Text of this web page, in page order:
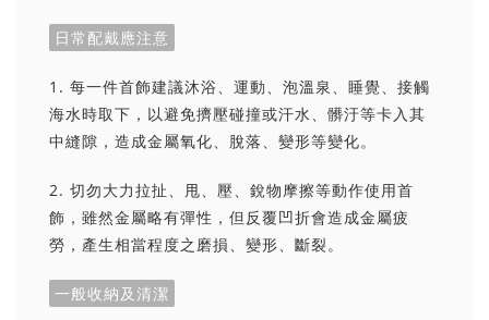
日常配戴應注意
1. 每一件首飾建議沐浴、運動、泡溫泉、睡覺、接觸
海水時取下，以避免擠壓碰撞或汗水、髒汙等卡入其
中縫隙，造成金屬氧化、脫落、變形等變化。
2. 切勿大力拉扯、甩、壓、銳物摩擦等動作使用首
飾，雖然金屬略有彈性，但反覆凹折會造成金屬疲
勞，產生相當程度之磨損、變形、斷裂。
一般收納及清潔